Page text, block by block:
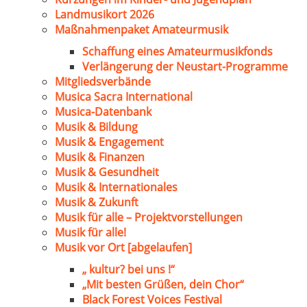
Landmusikort 2026
Maßnahmenpaket Amateurmusik
Schaffung eines Amateurmusikfonds
Verlängerung der Neustart-Programme
Mitgliedsverbände
Musica Sacra International
Musica-Datenbank
Musik & Bildung
Musik & Engagement
Musik & Finanzen
Musik & Gesundheit
Musik & Internationales
Musik & Zukunft
Musik für alle – Projektvorstellungen
Musik für alle!
Musik vor Ort [abgelaufen]
„ kultur? bei uns !“
„Mit besten Grüßen, dein Chor“
Black Forest Voices Festival